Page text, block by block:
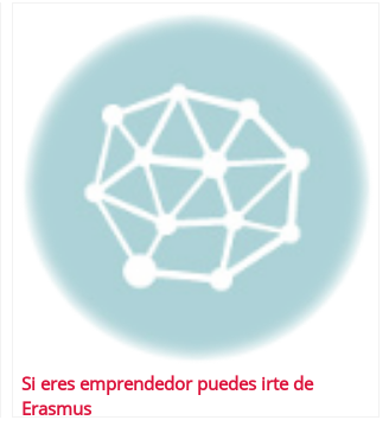
Si eres emprendedor puedes irte de
Erasmus